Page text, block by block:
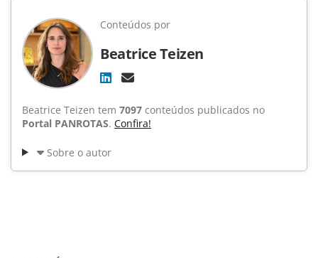
Conteúdos por
Beatrice Teizen
Beatrice Teizen tem 7097 conteúdos publicados no
Portal PANROTAS. Confira!
Sobre o autor